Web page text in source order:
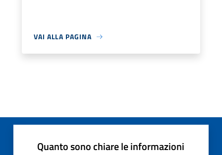
VAI ALLA PAGINA
Quanto sono chiare le informazioni